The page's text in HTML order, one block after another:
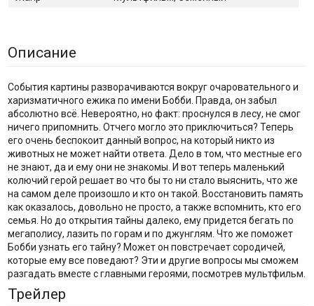
Описание
События картины разворачиваются вокруг очаровательного и
харизматичного ежика по имени Бобби. Правда, он забыл
абсолютно всё. Невероятно, но факт: проснулся в лесу, не смог
ничего припомнить. Отчего могло это приключиться? Теперь
его очень беспокоит данный вопрос, на который никто из
животных не может найти ответа. Дело в том, что местные его
не знают, да и ему они не знакомы. И вот теперь маленький
колючий герой решает во что бы то ни стало выяснить, что же
на самом деле произошло и кто он такой. Восстановить память
как оказалось, довольно не просто, а также вспомнить, кто его
семья. Но до открытия тайны далеко, ему придется бегать по
мегаполису, лазить по горам и по джунглям. Что же поможет
Бобби узнать его тайну? Может он повстречает сородичей,
которые ему все поведают? Эти и другие вопросы мы сможем
разгадать вместе с главными героями, посмотрев мультфильм.
Трейлер